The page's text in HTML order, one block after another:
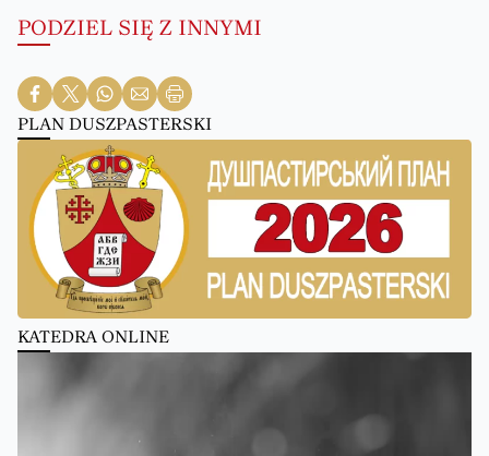
PODZIEL SIĘ Z INNYMI
PLAN DUSZPASTERSKI
KATEDRA ONLINE